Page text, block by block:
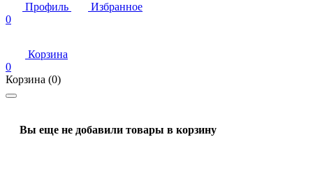
Профиль
Избранное
0
Корзина
0
Корзина (0)
Вы еще не добавили товары в корзину